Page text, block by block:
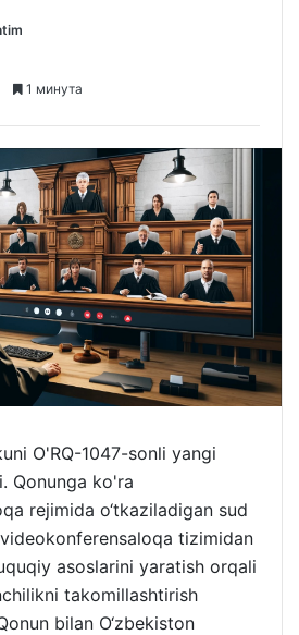
1 минута
O'RQ-1047-sonli yangi
Qonunga ko'ra
rejimida o‘tkaziladigan sud
tizimidan
asoslarini yaratish orqali
takomillashtirish
bilan O‘zbekiston